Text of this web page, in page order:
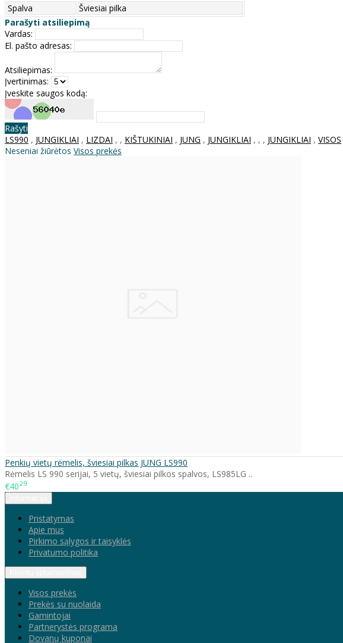
Spalva
Šviesiai pilka
Parašyti atsiliepimą
Vardas:
El. pašto adresas:
Atsiliepimas:
Įvertinimas:
Įveskite saugos kodą:
Rašyti
LS990 , JUNGIKLIAI , LIZDAI , , KIŠTUKINIAI , JUNG , JUNGIKLIAI , , , JUNGIKLIAI , VISOS
Neseniai žiūrėtos Visos prekės
Penkių vietų rėmelis, šviesiai pilkas JUNG LS990
Rėmelis LS 990 serijai, 5 vietų, šviesiai pilkos spalvos, LS985LG ..
€4029
Pristatymas
Apie mus
Pirkimo sąlygos ir taisyklės
Privatumo politika
Visos prekės
Prekės su nuolaida
Gamintojai
Partnerystės programa
Dovanų kuponai